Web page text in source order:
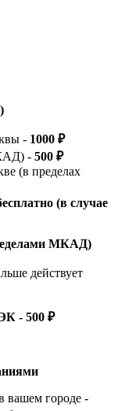
- 1000 ₽
- 500 ₽
(в пределах
(в случае
МКАД)
действует
- 500 ₽
вашем городе -